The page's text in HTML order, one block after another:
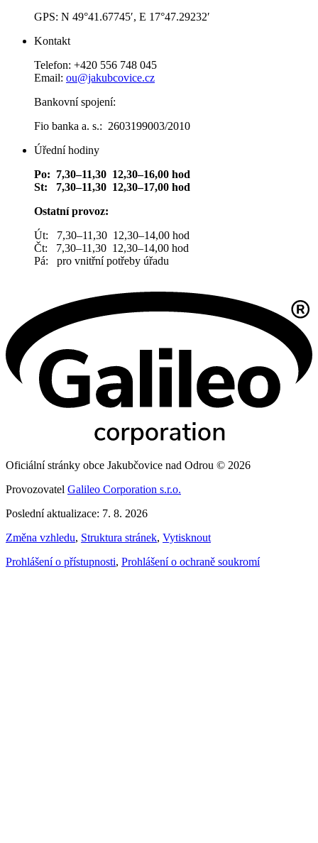
GPS: N 49°41.67745′, E 17°47.29232′
Kontakt
Telefon: +420 556 748 045
Email: ou@jakubcovice.cz
Bankovní spojení:
Fio banka a. s.: 2603199003/2010
Úřední hodiny
Po: 7,30–11,30 12,30–16,00 hod
St: 7,30–11,30 12,30–17,00 hod
Ostatní provoz:
Út: 7,30–11,30 12,30–14,00 hod
Čt: 7,30–11,30 12,30–14,00 hod
Pá: pro vnitřní potřeby úřadu
Oficiální stránky obce Jakubčovice nad Odrou © 2026
Provozovatel Galileo Corporation s.r.o.
Poslední aktualizace: 7. 8. 2026
Změna vzhledu, Struktura stránek, Vytisknout
Prohlášení o přístupnosti, Prohlášení o ochraně soukromí